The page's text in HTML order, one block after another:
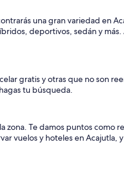
una gran variedad en
deportivos, sedán y
gratis y otras que no son
tu búsqueda.
Te damos puntos como
vuelos y hoteles en Acajutla,